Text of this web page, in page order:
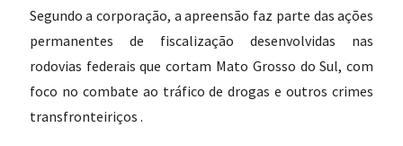
Segundo a corporação, a apreensão faz parte das ações
permanentes de fiscalização desenvolvidas nas
rodovias federais que cortam Mato Grosso do Sul, com
foco no combate ao tráfico de drogas e outros crimes
transfronteiriços .